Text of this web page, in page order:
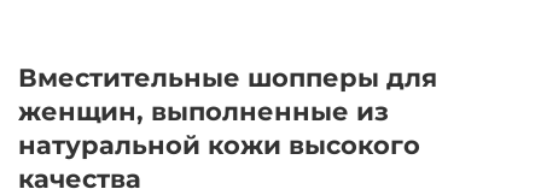
Вместительные шопперы для
женщин, выполненные из
натуральной кожи высокого
качества